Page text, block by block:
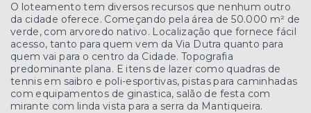
O loteamento tem diversos recursos que nenhum outro
da cidade oferece. Começando pela área de 50.000 m² de
verde, com arvoredo nativo. Localização que fornece fácil
acesso, tanto para quem vem da Via Dutra quanto para
quem vai para o centro da Cidade. Topografia
predominante plana. E itens de lazer como quadras de
tennis em saibro e poli-esportivas, pistas para caminhadas
com equipamentos de ginastica, salão de festa com
mirante com linda vista para a serra da Mantiqueira.